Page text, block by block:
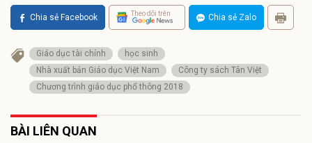
Chia sẻ Facebook Theo dõi trên Chia sẻ Zalo
Giáo dục tài chính
học sinh
Nhà xuất bản Giáo dục Việt Nam
Công ty sách Tân Việt
Chương trình giáo dục phổ thông 2018
BÀI LIÊN QUAN